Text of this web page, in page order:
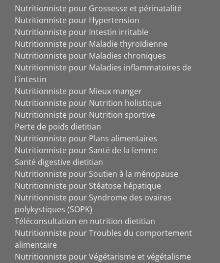
Nutritionniste pour Grossesse et périnatalité
Nutritionniste pour Hypertension
Nutritionniste pour Intestin irritable
Nutritionniste pour Maladie thyroïdienne
Nutritionniste pour Maladies chroniques
Nutritionniste pour Maladies inflammatoires de
l`intestin
Nutritionniste pour Mieux manger
Nutritionniste pour Nutrition holistique
Nutritionniste pour Nutrition sportive
Perte de poids dietitian
Nutritionniste pour Plans alimentaires
Nutritionniste pour Santé de la femme
Santé digestive dietitian
Nutritionniste pour Soutien à la ménopause
Nutritionniste pour Stéatose hépatique
Nutritionniste pour Syndrome des ovaires
polykystiques (SOPK)
Téléconsultation en nutrition dietitian
Nutritionniste pour Troubles du comportement
alimentaire
Nutritionniste pour Végétarisme et végétalisme